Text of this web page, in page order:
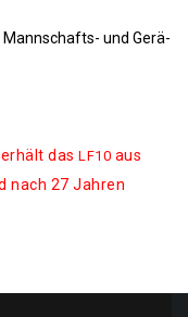
und Gerä­
das LF10 aus
nach 27 Jah­ren